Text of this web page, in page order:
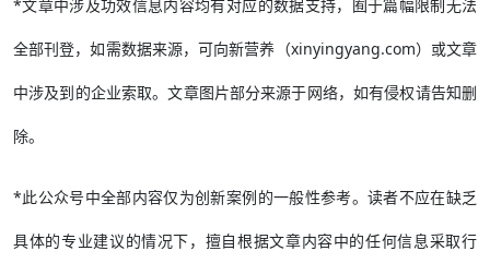
*文章中涉及功效信息内容均有对应的数据支持，囿于篇幅限制无法
全部刊登，如需数据来源，可向新营养（xinyingyang.com）或文章
中涉及到的企业索取。文章图片部分来源于网络，如有侵权请告知删
除。
*此公众号中全部内容仅为创新案例的一般性参考。读者不应在缺乏
具体的专业建议的情况下，擅自根据文章内容中的任何信息采取行